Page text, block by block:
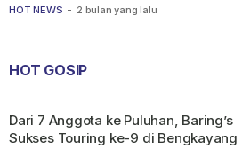
HOT NEWS - 2 bulan yang lalu
HOT GOSIP
Dari 7 Anggota ke Puluhan, Baring’s
Sukses Touring ke-9 di Bengkayang